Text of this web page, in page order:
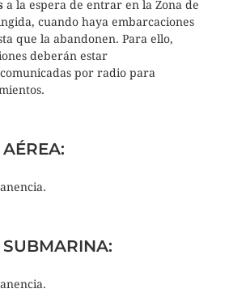
a la espera de entrar en la Zona de
cuando haya embarcaciones
que la abandonen. Para ello,
deberán estar
por radio para